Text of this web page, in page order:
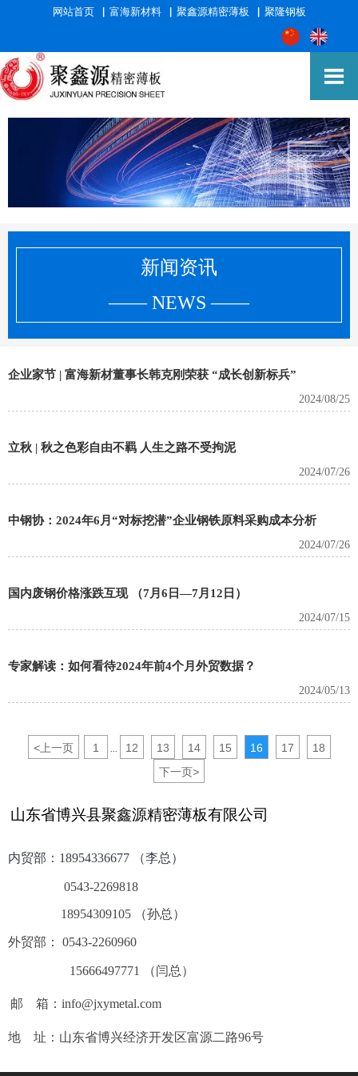
网站首页▕ 富海新材料▕ 聚鑫源精密薄板 ▕ 聚隆钢板

新闻资讯
—— NEWS ——
企业家节 | 富海新材董事长韩克刚荣获 “成长创新标兵”
2024/08/25
立秋 | 秋之色彩自由不羁 人生之路不受拘泥
2024/07/26
中钢协：2024年6月“对标挖潜”企业钢铁原料采购成本分析
2024/07/26
国内废钢价格涨跌互现 （7月6日—7月12日）
2024/07/15
专家解读：如何看待2024年前4个月外贸数据？
2024/05/13
<上一页 1 12 13 14 15 16 17
18
下一页>
山东省博兴县聚鑫源精密薄板有限公司
内贸部： 18954336677 （李总）
0543-2269818
18954309105 （孙总）
外贸部： 0543-2260960
15666497771 （闫总）
邮 箱：info@jxymetal.com
地 址：山东省博兴经济开发区富源二路96号